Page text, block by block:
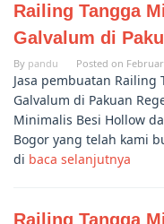
Railing Tangga
Galvalum di
By pandu Posted on
Jasa pembuatan
Galvalum di Pakuan
Minimalis Besi Hollow
Bogor yang telah kami
di baca selanjutnya
Railing Tangga